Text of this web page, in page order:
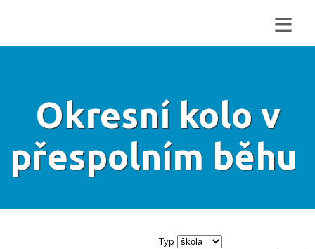
≡
Okresní kolo v
přespolním běhu
Typ